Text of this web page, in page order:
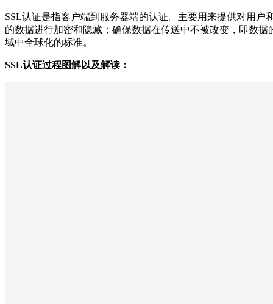
SSL认证是指客户端到服务器端的认证。主要用来提供对用户
的数据进行加密和隐藏；确保数据在传送中不被改变，即数据
域中全球化的标准。
SSL认证过程图解以及解读：